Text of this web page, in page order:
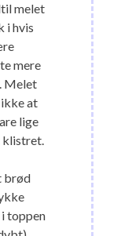
melet
i hvis
mere
Melet
at
lige
klistret.
brød
toppen